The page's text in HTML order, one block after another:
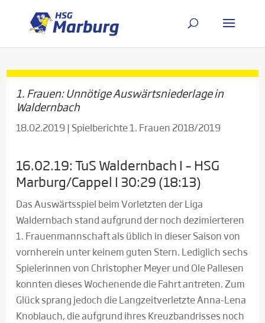
1. Frauen: Unnötige Auswärtsniederlage in
Waldernbach
18.02.2019| Spielberichte 1. Frauen 2018/2019
16.02.19: TuS Waldernbach I – HSG
Marburg/Cappel I 30:29 (18:13)
Das Auswärtsspiel beim Vorletzten der Liga
Waldernbach stand aufgrund der noch dezimierteren
1. Frauenmannschaft als üblich in dieser Saison von
vornherein unter keinem guten Stern. Lediglich sechs
Spielerinnen von Christopher Meyer und Ole Pallesen
konnten dieses Wochenende die Fahrt antreten. Zum
Glück sprang jedoch die Langzeitverletzte Anna-Lena
Knoblauch, die aufgrund ihres Kreuzbandrisses noch